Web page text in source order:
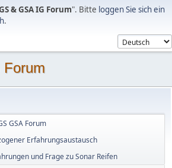
& GSA IG Forum". Bitte loggen Sie sich ein
.
Forum
GSA Forum
Erfahrungsaustausch
und Frage zu Sonar Reifen